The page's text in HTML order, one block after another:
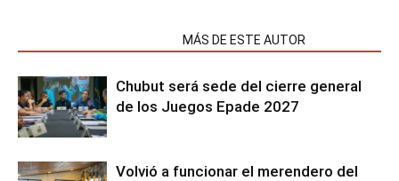
MÁS DE ESTE AUTOR
Chubut será sede del cierre general
de los Juegos Epade 2027
Volvió a funcionar el merendero del